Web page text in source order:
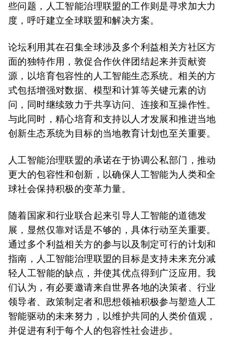
些问题，人工智能治理联盟的工作则是寻求加大力
度，呼吁建立全球联盟和解决方案。
论坛利用其在召集全球涉及多个利益相关方社区方
面的独特作用，敦促合作伙伴团结起来并贡献资
源，以培育包容性的人工智能生态系统。相关的方
式包括增强对数据、模型和计算等关键元素的访
问，同时继续致力于共享访问、连接和互操作性。
与此同时，精心培育和支持以人才发展和推进当地
创新生态系统为目标的当地教育计划也至关重要。
人工智能治理联盟的承诺在于协调公私部门，推动
更大的包容性和创新，以确保人工智能为人类和全
球社会保持积极的变革力量。
随着国家和行业联合起来引导人工智能的道德发
展，显然仅靠对话是不够的，具体行动至关重要。
通过多个利益相关方的参与以及制定可行的计划和
指南，人工智能治理联盟的目标是支持未来充分减
轻人工智能的缺点，并使其优点得到广泛应用。我
们认为，有必要邀请来自世界各地的决策者、行业
领导者、政策制定者和思想领袖积极参与塑造人工
智能驱动的未来努力，以维护共同的人类价值观，
并促进有利于每个人的包容性社会进步。